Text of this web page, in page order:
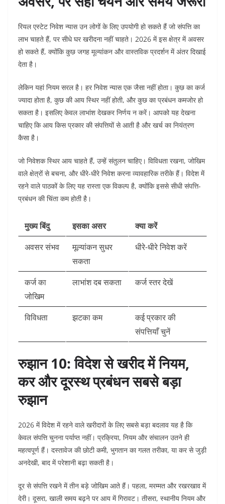
रियल एस्टेट निवेश न्यास उन लोगों के लिए उपयोगी हो सकते हैं जो संपत्ति का
लाभ चाहते हैं, पर सीधे घर खरीदना नहीं चाहते। 2026 में इस क्षेत्र में अवसर
हो सकते हैं, क्योंकि कुछ जगह मूल्यांकन और वास्तविक प्रदर्शन में अंतर दिखाई
देता है।
लेकिन यहां नियम सरल है। हर निवेश न्यास एक जैसा नहीं होता। कुछ का कर्ज
ज्यादा होता है, कुछ की आय स्थिर नहीं होती, और कुछ का प्रबंधन कमजोर हो
सकता है। इसलिए केवल लाभांश देखकर निर्णय न करें। आपको यह देखना
चाहिए कि आय किस प्रकार की संपत्तियों से आती है और खर्च का नियंत्रण
कैसा है।
जो निवेशक स्थिर आय चाहते हैं, उन्हें संतुलन चाहिए। विविधता रखना, जोखिम
वाले क्षेत्रों से बचना, और धीरे-धीरे निवेश करना व्यावहारिक तरीके हैं। विदेश में
रहने वाले पाठकों के लिए यह रास्ता एक विकल्प है, क्योंकि इससे सीधी संपत्ति-
प्रबंधन की चिंता कम होती है।
मुख्य बिंदु इसका असर
क्या करें
अवसर संभव
मूल्यांकन सुधर
सकता
धीरे-धीरे निवेश करें
कर्ज का
जोखिम
लाभांश दब सकता कर्ज स्तर देखें
विविधता झटका कम
कई प्रकार की
संपत्तियाँ चुनें
रुझान 10: विदेश से खरीद में नियम,
कर और दूरस्थ प्रबंधन सबसे बड़ा
रुझान
2026 में विदेश में रहने वाले खरीदारों के लिए सबसे बड़ा बदलाव यह है कि
केवल संपत्ति चुनना पर्याप्त नहीं। प्रक्रिया, नियम और संचालन उतने ही
महत्वपूर्ण हैं। दस्तावेज की छोटी कमी, भुगतान का गलत तरीका, या कर से जुड़ी
अनदेखी, बाद में परेशानी बढ़ा सकती है।
दूर से संपत्ति रखने में तीन बड़े जोखिम आते हैं। पहला, मरम्मत और रखरखाव में
देरी। दूसरा, खाली समय बढ़ने पर आय में गिरावट। तीसरा, स्थानीय नियम और